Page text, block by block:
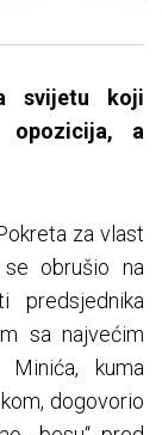
svijetu koji
opozicija, a
za vlast
se obrušio na
predsjednika
sa najvećim
kuma
dogovorio